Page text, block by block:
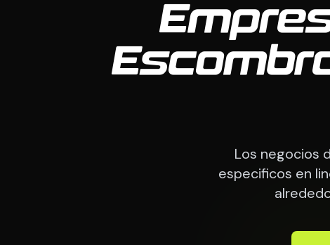
Los negocios
especificos en